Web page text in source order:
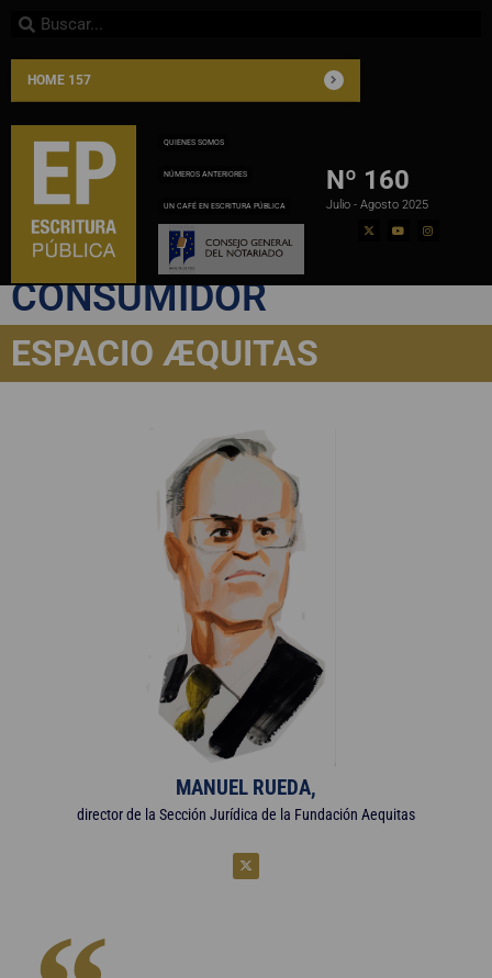
HOME 157
QUIENES SOMOS
NÚMEROS ANTERIORES
UN CAFÉ EN ESCRITURA PÚBLICA
Nº 160
Julio - Agosto 2025
PROTECCIÓN AL
CONSUMIDOR
ESPACIO ÆQUITAS
MANUEL RUEDA,
director de la Sección Jurídica de la Fundación Aequitas